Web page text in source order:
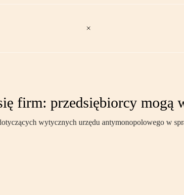
firm: przedsiębiorcy mogą
wytycznych urzędu antymonopolowego w